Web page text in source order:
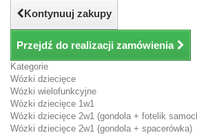
Kontynuuj zakupy
Przejdź do realizacji zamówienia
Kategorie
Wózki dziecięce
Wózki wielofunkcyjne
Wózki dziecięce 1w1
Wózki dziecięce 2w1 (gondola + fotelik
Wózki dziecięce 2w1 (gondola + spacerówka)